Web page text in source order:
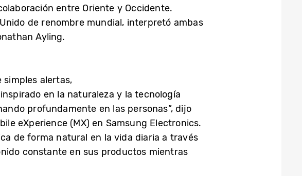
entre Oriente y Occidente.
de renombre mundial, interpretó ambas
Ayling.
simples alertas,
en la naturaleza y la tecnología
profundamente en las personas”, dijo
eXperience (MX) en Samsung Electronics.
de forma natural en la vida diaria a través
constante en sus productos mientras